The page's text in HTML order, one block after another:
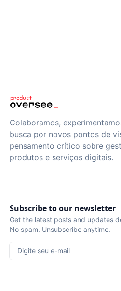
Colaboramos,
busca por novos pontos de
pensamento crítico sobre
produtos e serviços digitais.
Subscribe to our newsletter
Get the latest posts and updates
No spam. Unsubscribe anytime.
Digite seu e-mail